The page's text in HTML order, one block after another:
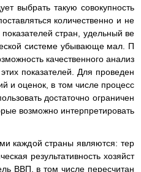
выбрать такую совокупность
количественно и не
стран, удельный ве
системе убывающе мал. П
качественного анализ
показателей. Для проведен
и оценок, в том числе процесс
достаточно ограничен
возможно интерпретировать
каждой страны являются: тер
результативность хозяйст
ВВП, в том числе пересчитан